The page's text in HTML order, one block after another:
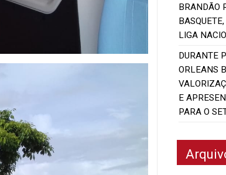
BRANDÃO
LIGA
DURANTE
ORLEANS
E
PARA O